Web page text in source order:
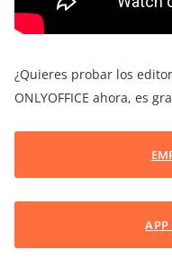
¿Quieres probar los
ONLYOFFICE ahora, es
APP